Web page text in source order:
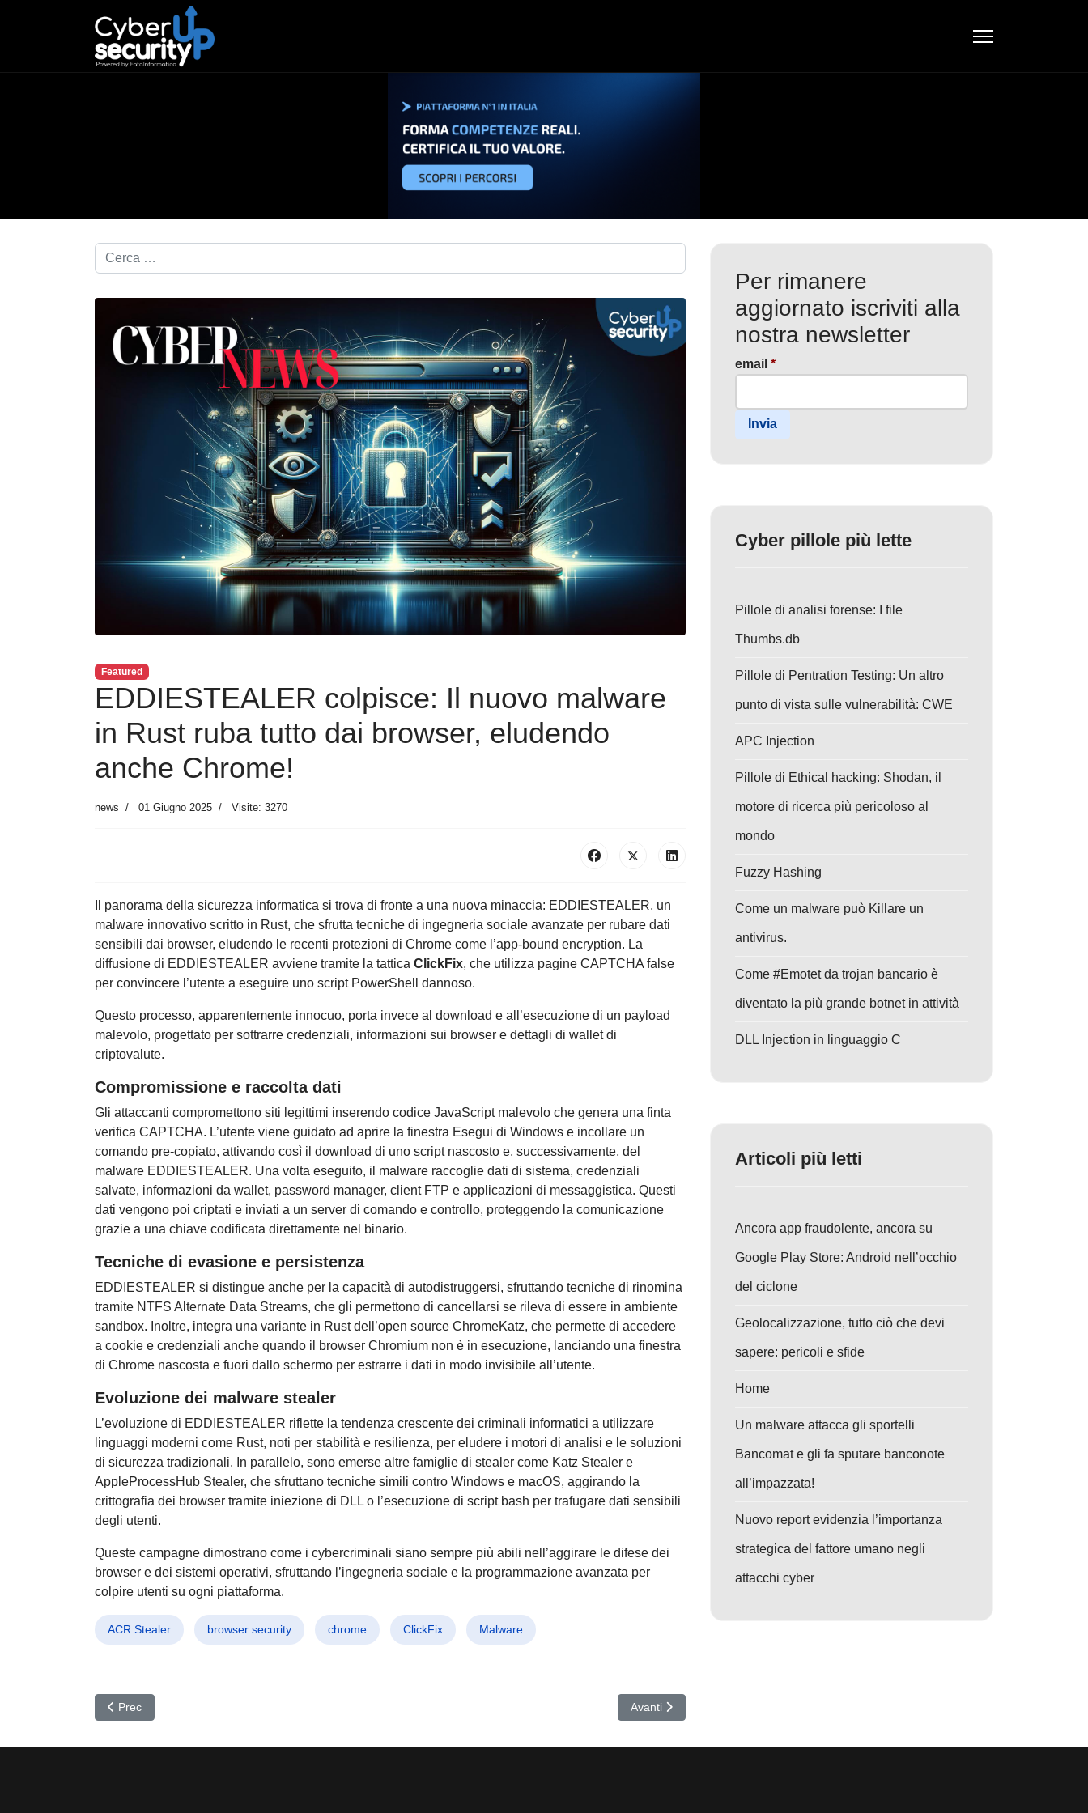
Cerca nel blog...
Featured
EDDIESTEALER colpisce: Il nuovo malware
in Rust ruba tutto dai browser, eludendo
anche Chrome!
news 01 Giugno 2025 Visite: 3270
Il panorama della sicurezza informatica si trova di fronte a una nuova minaccia: EDDIESTEALER, un
malware innovativo scritto in Rust, che sfrutta tecniche di ingegneria sociale avanzate per rubare dati
sensibili dai browser, eludendo le recenti protezioni di Chrome come l’app-bound encryption. La
diffusione di EDDIESTEALER avviene tramite la tattica ClickFix, che utilizza pagine CAPTCHA false
per convincere l’utente a eseguire uno script PowerShell dannoso.
Questo processo, apparentemente innocuo, porta invece al download e all’esecuzione di un payload
malevolo, progettato per sottrarre credenziali, informazioni sui browser e dettagli di wallet di
criptovalute.
Compromissione e raccolta dati
Gli attaccanti compromettono siti legittimi inserendo codice JavaScript malevolo che genera una finta
verifica CAPTCHA. L’utente viene guidato ad aprire la finestra Esegui di Windows e incollare un
comando pre-copiato, attivando così il download di uno script nascosto e, successivamente, del
malware EDDIESTEALER. Una volta eseguito, il malware raccoglie dati di sistema, credenziali
salvate, informazioni da wallet, password manager, client FTP e applicazioni di messaggistica. Questi
dati vengono poi criptati e inviati a un server di comando e controllo, proteggendo la comunicazione
grazie a una chiave codificata direttamente nel binario.
Tecniche di evasione e persistenza
EDDIESTEALER si distingue anche per la capacità di autodistruggersi, sfruttando tecniche di rinomina
tramite NTFS Alternate Data Streams, che gli permettono di cancellarsi se rileva di essere in ambiente
sandbox. Inoltre, integra una variante in Rust dell’open source ChromeKatz, che permette di accedere
a cookie e credenziali anche quando il browser Chromium non è in esecuzione, lanciando una finestra
di Chrome nascosta e fuori dallo schermo per estrarre i dati in modo invisibile all’utente.
Evoluzione dei malware stealer
L’evoluzione di EDDIESTEALER riflette la tendenza crescente dei criminali informatici a utilizzare
linguaggi moderni come Rust, noti per stabilità e resilienza, per eludere i motori di analisi e le soluzioni
di sicurezza tradizionali. In parallelo, sono emerse altre famiglie di stealer come Katz Stealer e
AppleProcessHub Stealer, che sfruttano tecniche simili contro Windows e macOS, aggirando la
crittografia dei browser tramite iniezione di DLL o l’esecuzione di script bash per trafugare dati sensibili
degli utenti.
Queste campagne dimostrano come i cybercriminali siano sempre più abili nell’aggirare le difese dei
browser e dei sistemi operativi, sfruttando l’ingegneria sociale e la programmazione avanzata per
colpire utenti su ogni piattaforma.
ACR Stealer browser security chrome ClickFix Malware
Articolo precedente: GitLab Duo sotto attacco: AI manipolata da prompt nascosti, rischio furto codice e phishing
Prec Articolo successivo: Operazione Endgame: Sgominata la rete dei servizi di crypting che
Avanti
Per rimanere
aggiornato iscriviti alla
nostra newsletter
email *
Invia
Cyber pillole più lette
Pillole di analisi forense: I file
Thumbs.db
Pillole di Pentration Testing: Un altro
punto di vista sulle vulnerabilità: CWE
APC Injection
Pillole di Ethical hacking: Shodan, il
motore di ricerca più pericoloso al
mondo
Fuzzy Hashing
Come un malware può Killare un
antivirus.
Come #Emotet da trojan bancario è
diventato la più grande botnet in attività
DLL Injection in linguaggio C
Articoli più letti
Ancora app fraudolente, ancora su
Google Play Store: Android nell’occhio
del ciclone
Geolocalizzazione, tutto ciò che devi
sapere: pericoli e sfide
Home
Un malware attacca gli sportelli
Bancomat e gli fa sputare banconote
all’impazzata!
Nuovo report evidenzia l’importanza
strategica del fattore umano negli
attacchi cyber